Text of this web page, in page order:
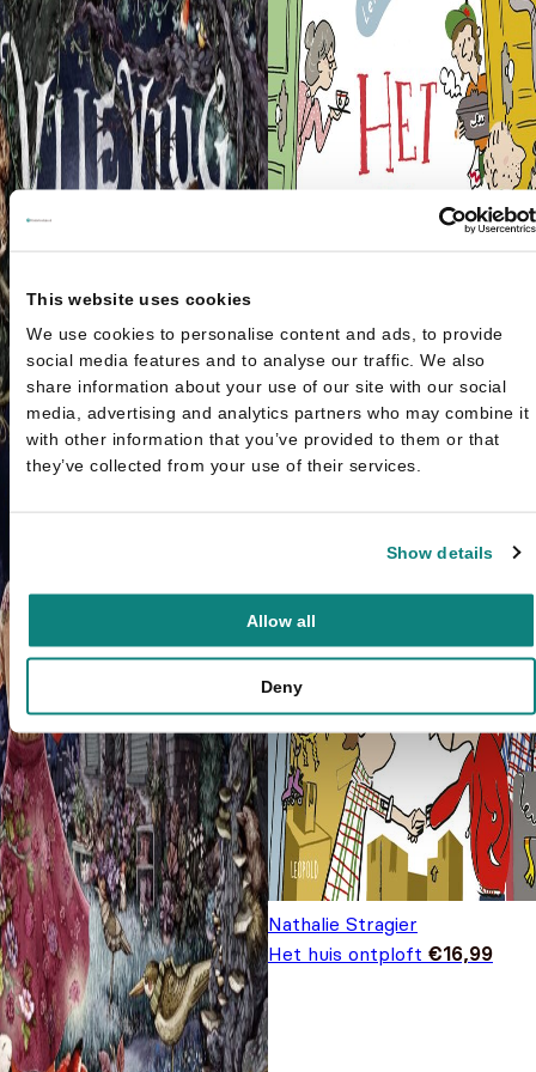
This website uses cookies
We use cookies to personalise content and ads, to provide
social media features and to analyse our traffic. We also
share information about your use of our site with our social
media, advertising and analytics partners who may combine it
with other information that you’ve provided to them or that
they’ve collected from your use of their services.
Show details
Allow all
Deny
Nathalie Stragier
Het huis ontploft €16,99